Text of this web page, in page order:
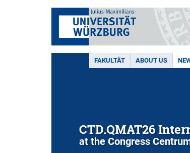
FAKULTÄT ABOUT US
CTD.QMAT26
at the Congress